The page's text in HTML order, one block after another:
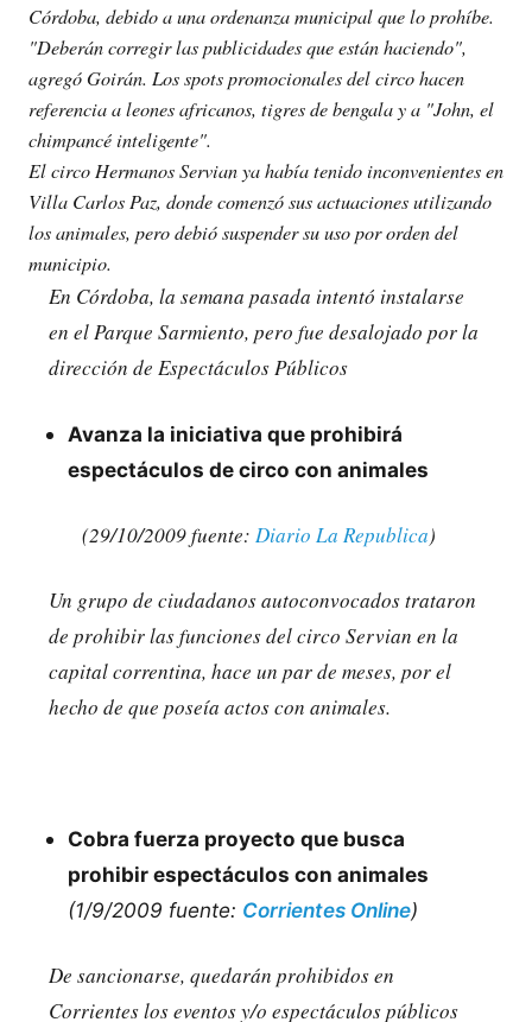
Córdoba, debido a una ordenanza municipal que lo prohíbe.
"Deberán corregir las publicidades que están haciendo",
agregó Goirán. Los spots promocionales del circo hacen
referencia a leones africanos, tigres de bengala y a "John, el
chimpancé inteligente".
El circo Hermanos Servian ya había tenido inconvenientes en
Villa Carlos Paz, donde comenzó sus actuaciones utilizando
los animales, pero debió suspender su uso por orden del
municipio.
En Córdoba, la semana pasada intentó instalarse
en el Parque Sarmiento, pero fue desalojado por la
dirección de Espectáculos Públicos
Avanza la iniciativa que prohibirá
espectáculos de circo con animales
(29/10/2009 fuente: Diario La Republica)
Un grupo de ciudadanos autoconvocados trataron
de prohibir las funciones del circo Servian en la
capital correntina, hace un par de meses, por el
hecho de que poseía actos con animales.
Cobra fuerza proyecto que busca
prohibir espectáculos con animales
(1/9/2009 fuente: Corrientes Online)
De sancionarse, quedarán prohibidos en
Corrientes los eventos y/o espectáculos públicos